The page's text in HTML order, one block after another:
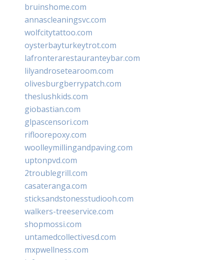
bruinshome.com
annascleaningsvc.com
wolfcitytattoo.com
oysterbayturkeytrot.com
lafronterarestauranteybar.com
lilyandrosetearoom.com
olivesburgberrypatch.com
theslushkids.com
giobastian.com
glpascensori.com
rifloorepoxy.com
woolleymillingandpaving.com
uptonpvd.com
2troublegrill.com
casateranga.com
sticksandstonesstudiooh.com
walkers-treeservice.com
shopmossi.com
untamedcollectivesd.com
mxpwellness.com